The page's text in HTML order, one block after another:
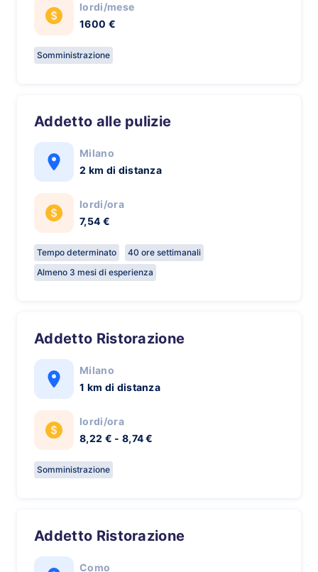
lordi/mese
1600 €
Somministrazione
Addetto alle pulizie
Milano
2 km di distanza
lordi/ora
7,54 €
Tempo determinato
40 ore settimanali
Almeno 3 mesi di esperienza
Addetto Ristorazione
Milano
1 km di distanza
lordi/ora
8,22 € - 8,74 €
Somministrazione
Addetto Ristorazione
Como